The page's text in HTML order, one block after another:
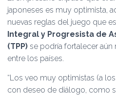
japoneses es muy optimista,
nuevas reglas del juego que
Integral y Progresista de
(TPP) se podría fortalecer
entre los países.
“Los veo muy optimistas (a
con deseo de diálogo, como